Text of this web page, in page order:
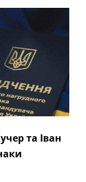
та Іван